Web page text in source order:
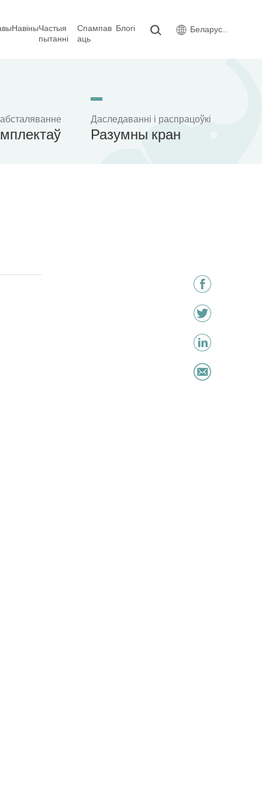
НавіныЧастыя
пытанні
Спампав
аць
Блогі Беларуская мова
Даследаванні і распрацоўкі
Разумны кран